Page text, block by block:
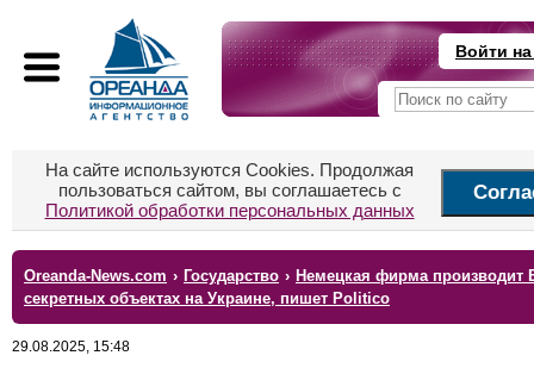
Войти
На сайте используются Cookies. Продолжая
пользоваться сайтом, вы соглашаетесь с
Политикой обработки персональных данных
Oreanda-News.com › Государство › Немецкая фирма производит
секретных объектах на Украине, пишет Politico
29.08.2025, 15:48